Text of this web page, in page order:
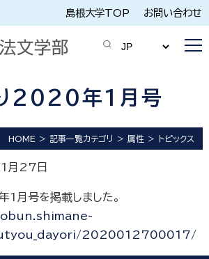
島根大学TOP お問い合わせ
2020年1月号
HOME 記事一覧カテゴリ 属性 トピックス
月27日
月号を掲載しました。
2020012700017/